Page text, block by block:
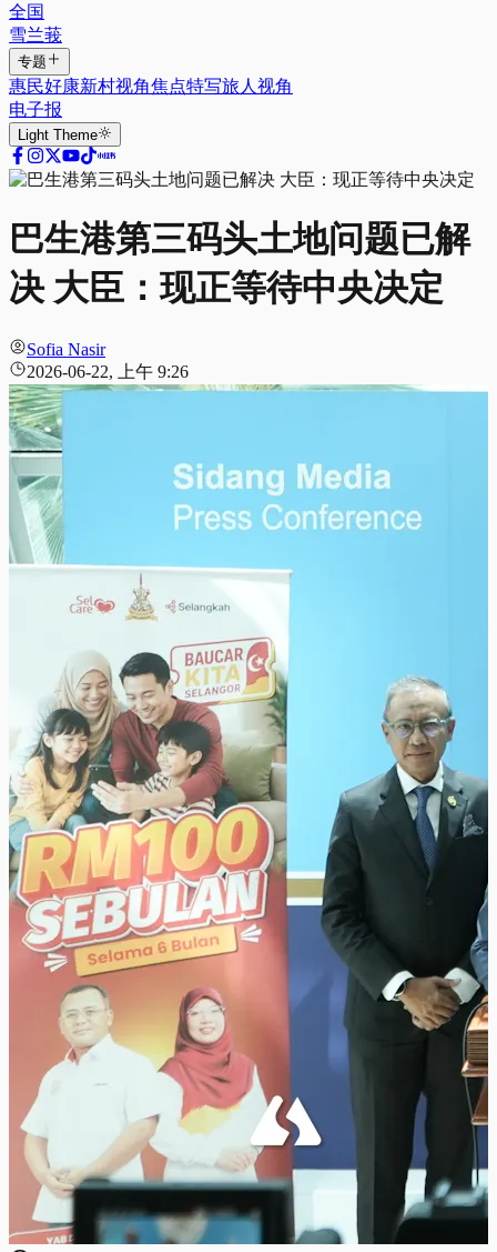
全国
雪兰莪
专题
惠民好康新村视角焦点特写旅人视角
电子报
Light Theme
巴生港第三码头土地问题已解
决 大臣：现正等待中央决定
Sofia Nasir
2026-06-22, 上午 9:26